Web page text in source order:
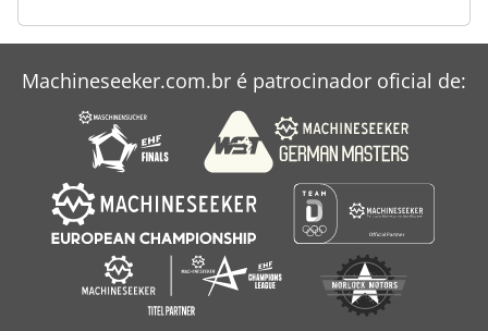
Machineseeker.com.br é patrocinador oficial de: